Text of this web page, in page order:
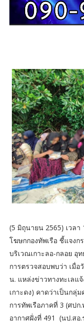
(5 มิถุนายน 2565) เวล
โฆษกกองทัพเรือ ชี้แจง
บริเวณเกาะลอ-กลอย อุ
การตรวจสอบพบว่า เมื่
น. แหล่งข่าวทางทะเลแ
เกาะดง) คาดว่าเป็นกลุ่
การทัพเรือภาคที่ 3 (ศป
อากาศฝั่งที่ 491 (นป.สอ